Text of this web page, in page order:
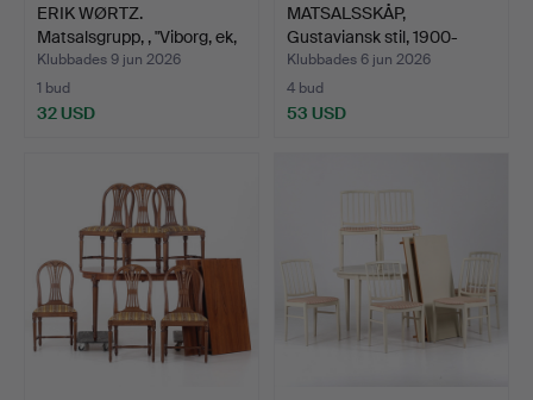
ERIK WØRTZ.
Matsalsgrupp, , "Viborg, ek,
I…
Klubbades 9 jun 2026
1 bud
32 USD
MATSALSSKÅP,
Gustaviansk stil, 1900-
talets…
Klubbades 6 jun 2026
4 bud
53 USD